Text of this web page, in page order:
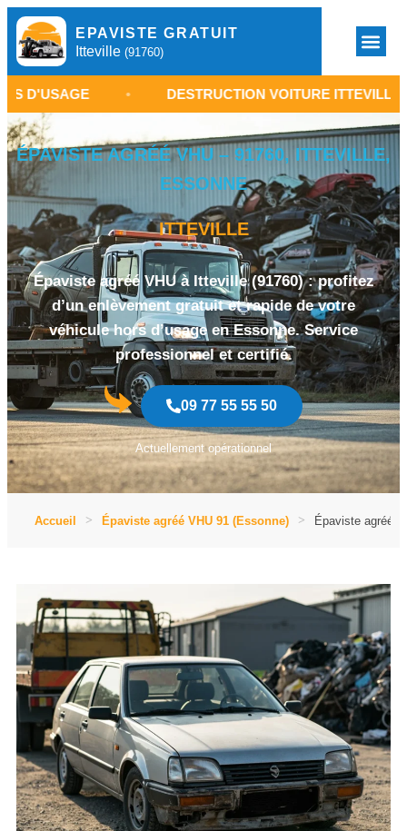
EPAVISTE GRATUIT
Itteville (91760)
• DESTRUCTION VOITURE ITTEVILLE 91760
ÉPAVISTE AGRÉÉ VHU – 91760, ITTEVILLE,
ESSONNE
ITTEVILLE
Épaviste agréé VHU à Itteville (91760) : profitez
d’un enlèvement gratuit et rapide de votre
véhicule hors d’usage en Essonne. Service
professionnel et certifié.
09 77 55 55 50
Actuellement opérationnel
Accueil Épaviste agréé VHU 91 (Essonne) Épaviste agréé